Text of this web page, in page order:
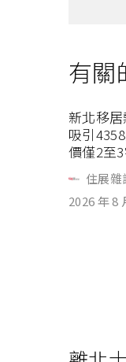
有關
新北移
吸引
價僅2至
住展
2026 年 8